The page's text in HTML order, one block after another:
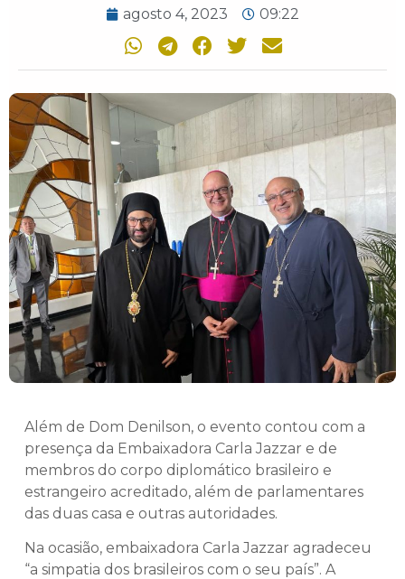
agosto 4, 2023 09:22
Além de Dom Denilson, o evento contou com a
presença da Embaixadora Carla Jazzar e de
membros do corpo diplomático brasileiro e
estrangeiro acreditado, além de parlamentares
das duas casa e outras autoridades.
Na ocasião, embaixadora Carla Jazzar agradeceu
“a simpatia dos brasileiros com o seu país”. A